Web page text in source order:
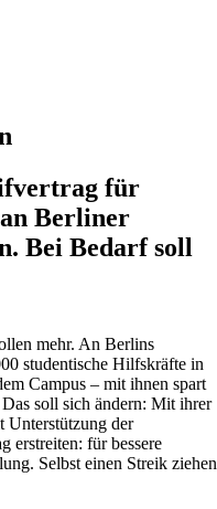
für
Berliner
Bei Bedarf soll
mehr. An Berlins
studentische Hilfskräfte in
Campus – mit ihnen spart
soll sich ändern: Mit ihrer
der
erstreiten: für bessere
Selbst einen Streik ziehen